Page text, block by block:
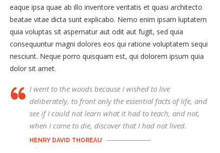
eaque ipsa quae ab illo inventore veritatis et quasi architecto
beatae vitae dicta sunt explicabo. Nemo enim ipsam luptatem
quia voluptas sit aspernatur aut odit aut fugit, sed quia
consequuntur magni dolores eos qui ratione voluptatem sequi
nesciunt. Neque porro quisquam est, qui dolorem ipsum quia
dolor sit amet.
I went to the woods because I wished to live
deliberately, to front only the essential facts of life, and
see if I could not learn what it had to teach, and not,
when I came to die, discover that I had not lived.
HENRY DAVID THOREAU